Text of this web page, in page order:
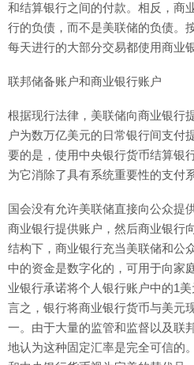
和结算银行之间的付款。相反，商
行的负债，而不是美联储的负债。
每天进行的大部分交易都使用商业
联邦储备账户和商业银行账户
根据现行法律，美联储向商业银行
户为数万亿美元的日常银行间支付
要的是，使用中央银行货币结算银
为它消除了具有系统重要性的支付
国会没有允许美联储直接向公众提
商业银行提供账户，然后商业银行
结构下，商业银行充当美联储和公
中的资金是数字化的，可用于向家
业银行承诺将个人银行账户中的1
言之，银行将商业银行货币与美元
一。由于大量的监管和监督以及联
地认为这种固定汇率是完全可信的